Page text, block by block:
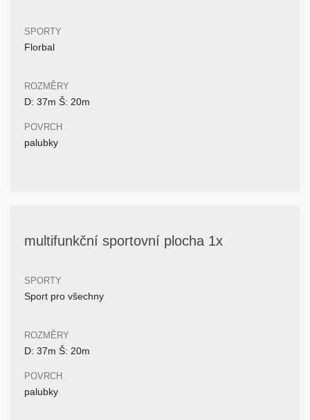
SPORTY
Florbal
ROZMĚRY
D: 37m Š: 20m
POVRCH
palubky
multifunkční sportovní plocha 1x
SPORTY
Sport pro všechny
ROZMĚRY
D: 37m Š: 20m
POVRCH
palubky